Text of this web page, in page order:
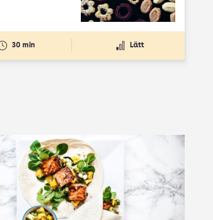
30 min Lätt